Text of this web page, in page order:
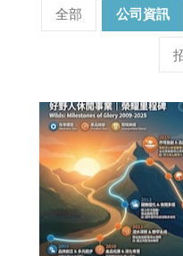
全部 公司資訊